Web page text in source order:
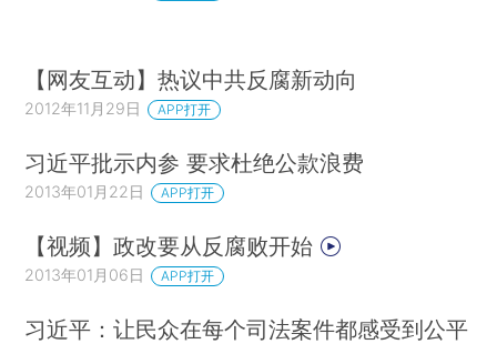
【网友互动】热议中共反腐新动向
2012年11月29日 APP打开
习近平批示内参 要求杜绝公款浪费
2013年01月22日 APP打开
【视频】政改要从反腐败开始
2013年01月06日 APP打开
习近平：让民众在每个司法案件都感受到公平